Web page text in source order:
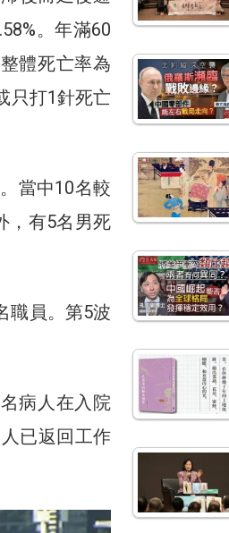
。年滿60
體死亡率為
只打1針死亡
當中10名較
，有5名男死
職員。第5波
病人在入院
已返回工作